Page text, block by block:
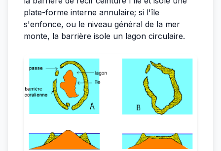
plate-forme interne annulaire; si l'île
s'enfonce, ou le niveau général de la mer
monte, la barrière isole un lagon circulaire.